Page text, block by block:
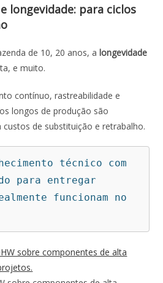
longevidade: para ciclos
de 10, 20 anos, alongevidade
e muito.
contínuo, rastreabilidade e
longos de produção são
custos de substituição e retrabalho.
técnico com
para entregar
funcionam no